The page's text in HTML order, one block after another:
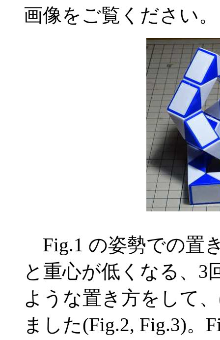
画像をご覧ください。
Fig.1 の姿勢での置
と重心が低くなる、3
ような置き方をして
ました(Fig.2, Fig.3)。